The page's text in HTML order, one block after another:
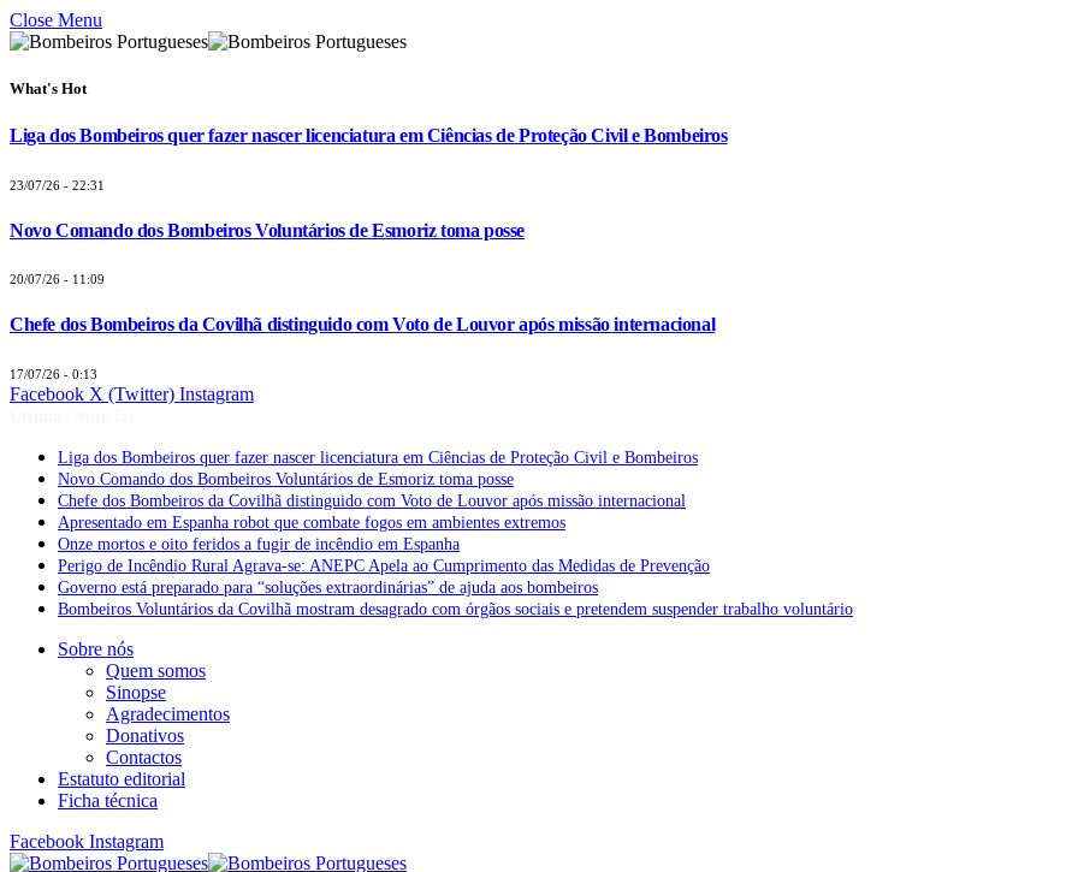
Close Menu
What's Hot
Liga dos Bombeiros quer fazer nascer licenciatura em Ciências de Proteção Civil e Bombeiros
23/07/26 - 22:31
Novo Comando dos Bombeiros Voluntários de Esmoriz toma posse
20/07/26 - 11:09
Chefe dos Bombeiros da Covilhã distinguido com Voto de Louvor após missão internacional
17/07/26 - 0:13
Facebook X (Twitter) Instagram
Liga dos Bombeiros quer fazer nascer licenciatura em Ciências de Proteção Civil e Bombeiros
Novo Comando dos Bombeiros Voluntários de Esmoriz toma posse
Chefe dos Bombeiros da Covilhã distinguido com Voto de Louvor após missão internacional
Apresentado em Espanha robot que combate fogos em ambientes extremos
Onze mortos e oito feridos a fugir de incêndio em Espanha
Perigo de Incêndio Rural Agrava-se: ANEPC Apela ao Cumprimento das Medidas de Prevenção
Governo está preparado para “soluções extraordinárias” de ajuda aos bombeiros
Bombeiros Voluntários da Covilhã mostram desagrado com órgãos sociais e pretendem suspender trabalho voluntário
Sobre nós
Quem somos
Sinopse
Agradecimentos
Donativos
Contactos
Estatuto editorial
Ficha técnica
Facebook Instagram